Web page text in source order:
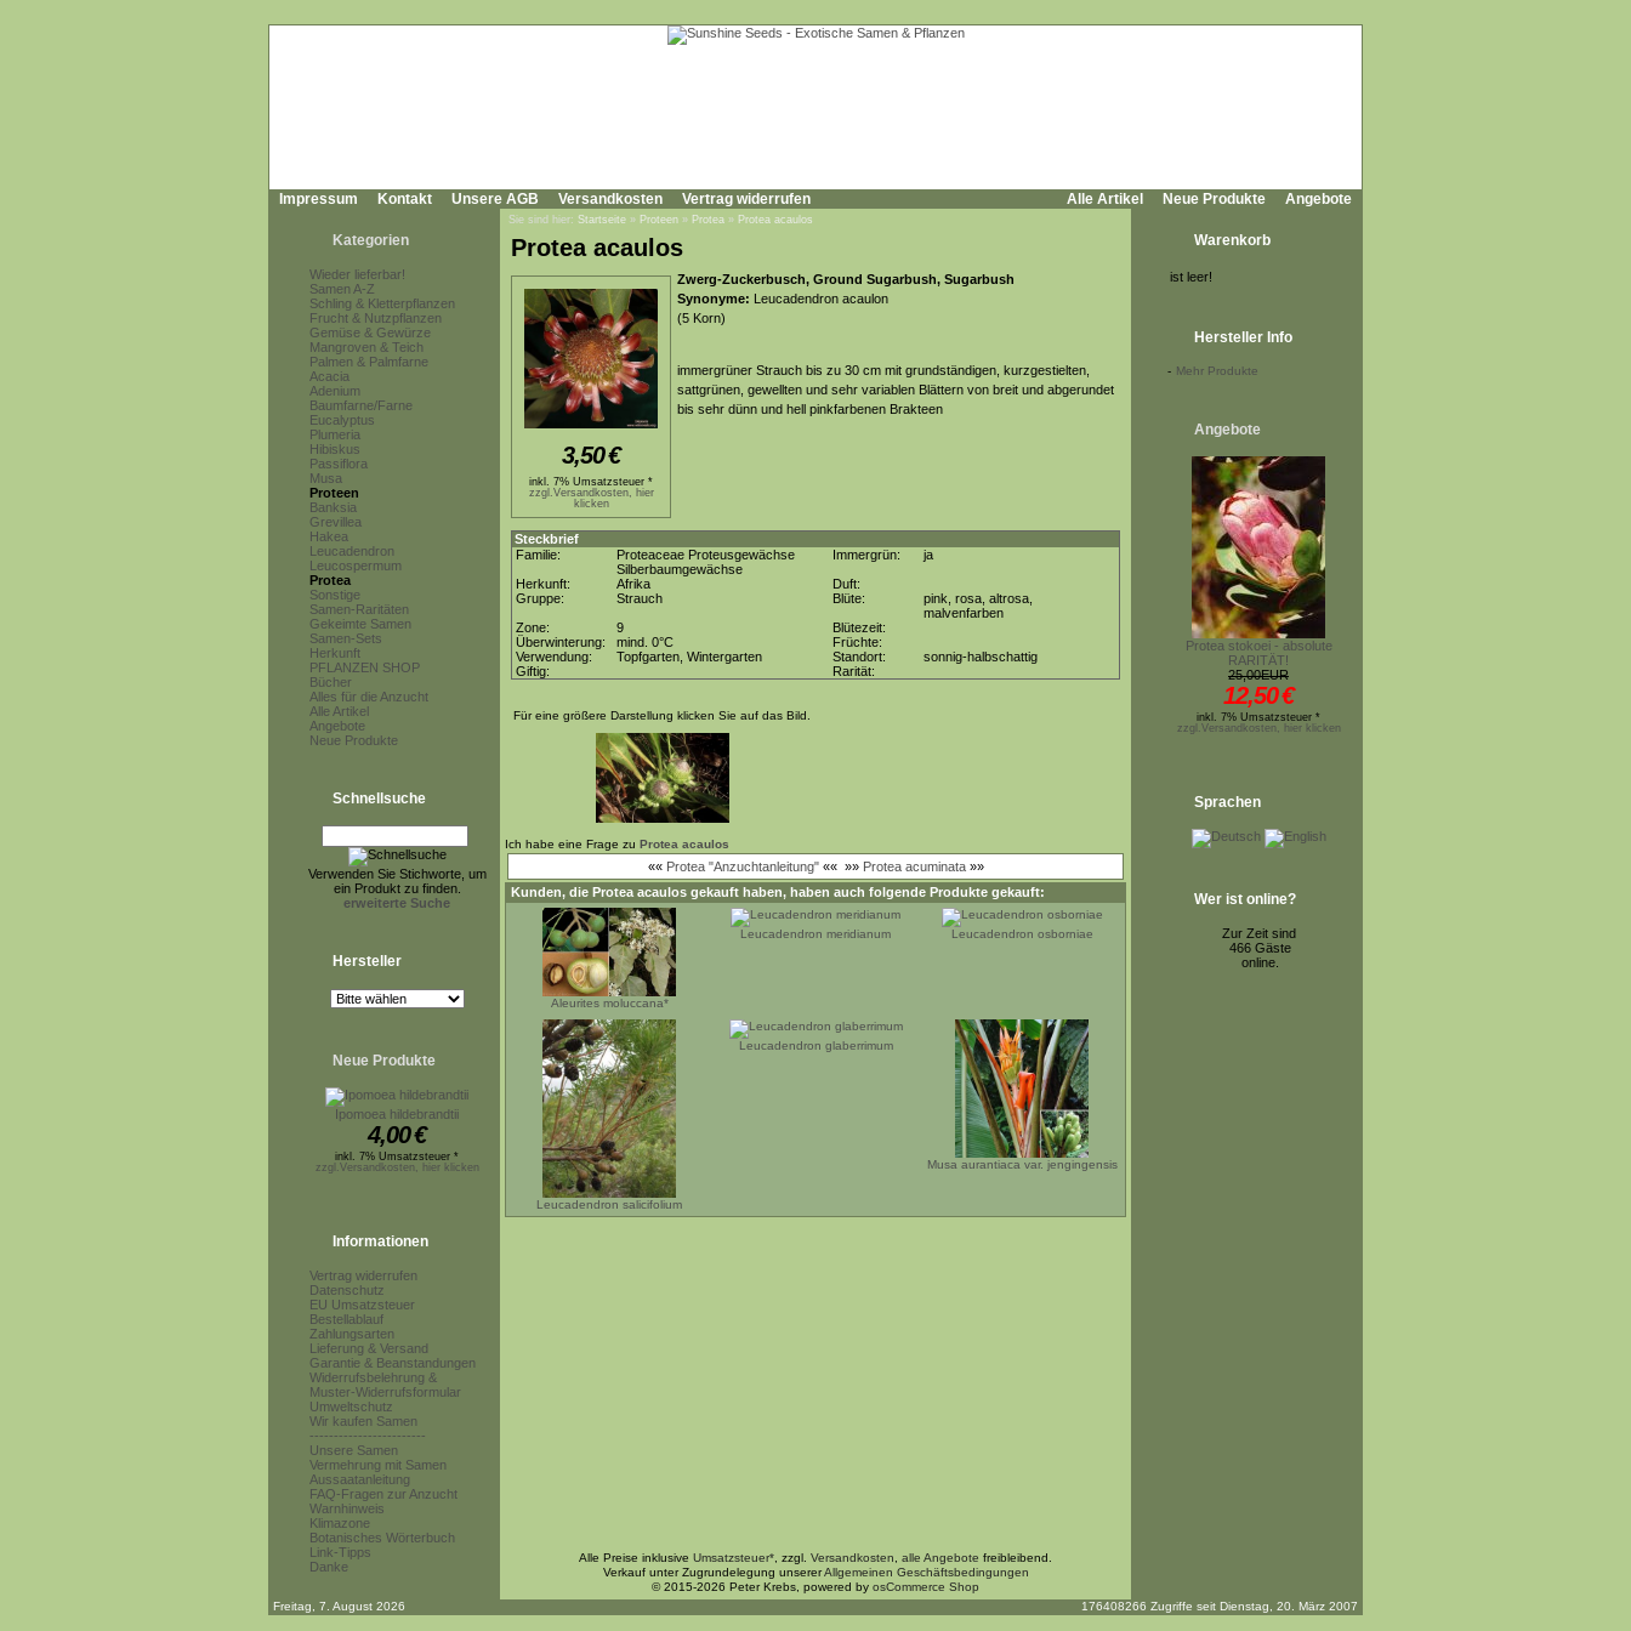
Impressum Kontakt Unsere AGB Versandkosten Vertrag widerrufen Alle Artikel Neue Produkte Angebote
Kategorien
Wieder lieferbar!
Samen A-Z
Schling & Kletterpflanzen
Frucht & Nutzpflanzen
Gemüse & Gewürze
Mangroven & Teich
Palmen & Palmfarne
Acacia
Adenium
Baumfarne/Farne
Eucalyptus
Plumeria
Hibiskus
Passiflora
Musa
Proteen
Banksia
Grevillea
Hakea
Leucadendron
Leucospermum
Protea
Sonstige
Samen-Raritäten
Gekeimte Samen
Samen-Sets
Herkunft
PFLANZEN SHOP
Bücher
Alles für die Anzucht
Alle Artikel
Angebote
Neue Produkte
Schnellsuche
Verwenden Sie Stichworte, um
ein Produkt zu finden.
erweiterte Suche
Hersteller
Neue Produkte
Ipomoea hildebrandtii
4,00€
inkl. 7% Umsatzsteuer *
zzgl.Versandkosten, hier klicken
Informationen
Vertrag widerrufen
Datenschutz
EU Umsatzsteuer
Bestellablauf
Zahlungsarten
Lieferung & Versand
Garantie & Beanstandungen
Widerrufsbelehrung &
Muster-Widerrufsformular
Umweltschutz
Wir kaufen Samen
------------------------
Unsere Samen
Vermehrung mit Samen
Aussaatanleitung
FAQ-Fragen zur Anzucht
Warnhinweis
Klimazone
Botanisches Wörterbuch
Link-Tipps
Danke
Sie sind hier: Startseite » Proteen » Protea » Protea acaulos
Protea acaulos
3,50€
inkl. 7% Umsatzsteuer *
zzgl.Versandkosten, hier
klicken
Zwerg-Zuckerbusch, Ground Sugarbush, Sugarbush
Synonyme: Leucadendron acaulon
(5 Korn)
immergrüner Strauch bis zu 30 cm mit grundständigen, kurzgestielten,
sattgrünen, gewellten und sehr variablen Blättern von breit und abgerundet
bis sehr dünn und hell pinkfarbenen Brakteen
Steckbrief
Familie:
Proteaceae Proteusgewächse
Silberbaumgewächse
Immergrün:
ja
Herkunft:
Afrika
Duft:
Gruppe:
Strauch Blüte:
pink, rosa, altrosa,
malvenfarben
Zone:
9
Blütezeit:
Überwinterung:
mind. 0°C
Früchte:
Verwendung:
Topfgarten, Wintergarten Standort:
sonnig-halbschattig
Giftig:
Rarität:
Für eine größere Darstellung klicken Sie auf das Bild.
Ich habe eine Frage zu Protea acaulos
«« Protea "Anzuchtanleitung"«« »» Protea acuminata»»
Kunden, die Protea acaulos gekauft haben, haben auch folgende Produkte gekauft:
Aleurites moluccana*
Leucadendron meridianum Leucadendron osborniae
Leucadendron salicifolium
Leucadendron glaberrimum
Musa aurantiaca var. jengingensis
Warenkorb
ist leer!
Hersteller Info
- Mehr Produkte
Angebote
Protea stokoei - absolute
RARITÄT!
25,00EUR
12,50€
inkl. 7% Umsatzsteuer *
zzgl.Versandkosten, hier klicken
Sprachen
Wer ist online?
Zur Zeit sind
466 Gäste
online.
Alle Preise inklusive Umsatzsteuer* , zzgl. Versandkosten alle Angebote freibleibend.
Verkauf unter Zugrundelegung unsererAllgemeinen Geschäftsbedingungen
© 2015-2026 Peter Krebs, powered by osCommerce Shop
Freitag, 7. August 2026
176408266 Zugriffe seit Dienstag, 20. März 2007